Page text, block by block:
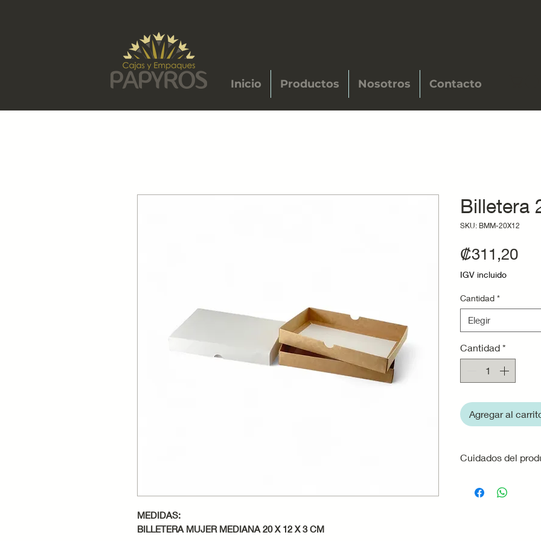
Inicio Productos Nosotros Contacto
MEDIDAS:
BILLETERA MUJER MEDIANA 20 X 12 X 3 CM
Billetera
SKU: BMM-20X12
₡311,20
IGV incluido
Cantidad *
Elegir
Cantidad *
Agregar al
Cuidados del
que la cartulina